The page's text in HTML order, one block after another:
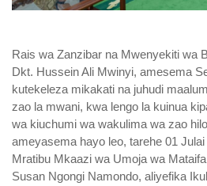
Rais wa Zanzibar na Mwenyekiti wa
Dkt. Hussein Ali Mwinyi, amesema
kutekeleza mikakati na juhudi
zao la mwani, kwa lengo la kuinua
wa kiuchumi wa wakulima wa zao
ameyasema hayo leo, tarehe 01
Mratibu Mkaazi wa Umoja wa
Susan Ngongi Namondo, aliyefika